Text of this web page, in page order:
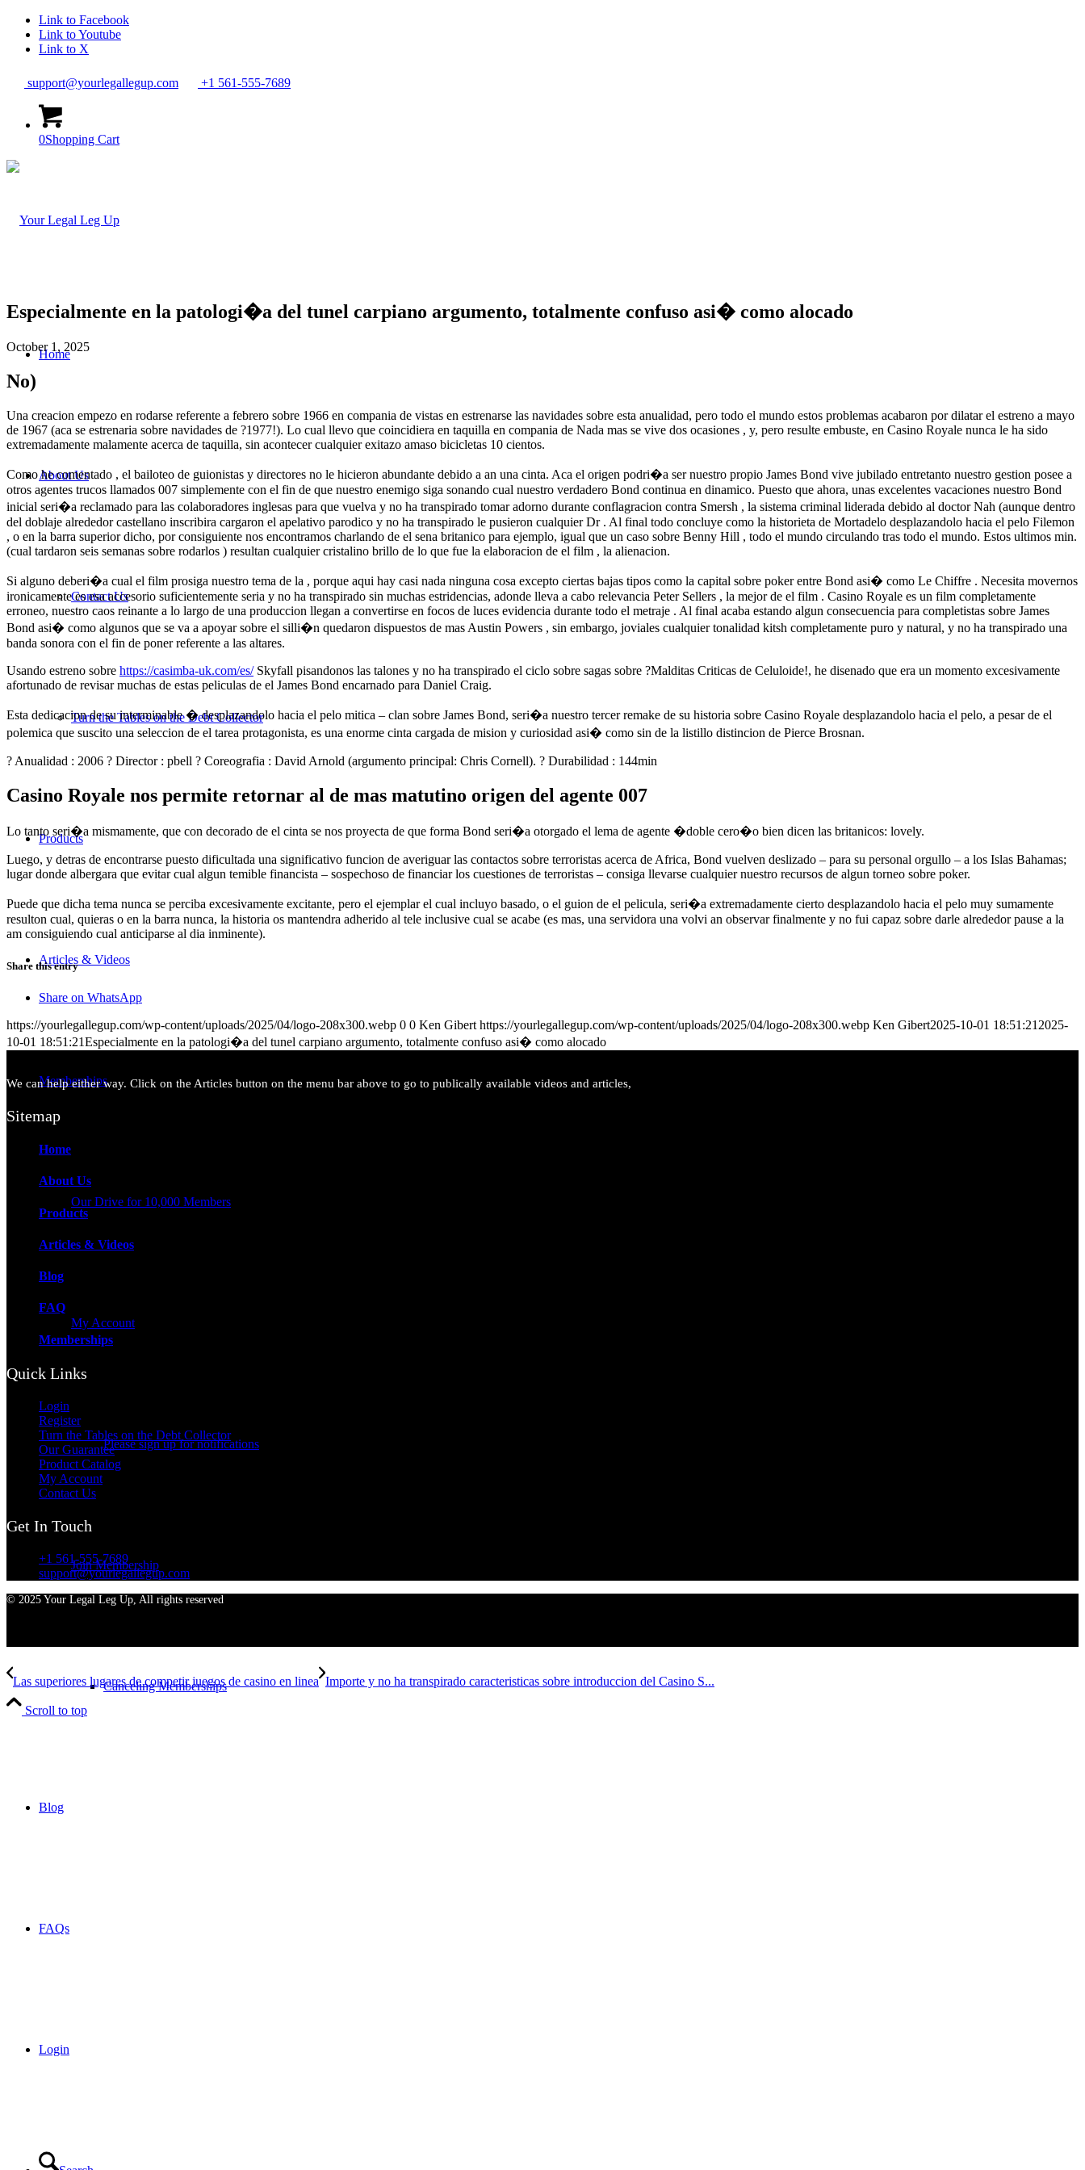
Link to Facebook
Link to Youtube
Link to X
support@yourlegallegup.com +1 561-555-7689
0Shopping Cart
Home
About Us
Contact Us
Turn the Tables on the Debt Collector
Products
Articles & Videos
Memberships
Our Drive for 10,000 Members
My Account
Please sign up for notifications
Join Membership
Canceling Memberships
Blog
FAQs
Login
Especialmente en la patologi�a del tunel carpiano argumento, totalmente confuso asi� como alocado
October 1, 2025
No)
Una creacion empezo en rodarse referente a febrero sobre 1966 en compania de vistas en estrenarse las navidades sobre esta anualidad, pero todo el mundo estos problemas acabaron por dilatar el estreno a mayo
de 1967 (aca se estrenaria sobre navidades de ?1977!). Lo cual llevo que coincidiera en taquilla en compania de Nada mas se vive dos ocasiones , y, pero resulte embuste, en Casino Royale nunca le ha sido
extremadamente malamente acerca de taquilla, sin acontecer cualquier exitazo amaso bicicletas 10 cientos.
Como he comentado , el bailoteo de guionistas y directores no le hicieron abundante debido a an una cinta. Aca el origen podri�a ser nuestro propio James Bond vive jubilado entretanto nuestro gestion posee a
otros agentes trucos llamados 007 simplemente con el fin de que nuestro enemigo siga sonando cual nuestro verdadero Bond continua en dinamico. Puesto que ahora, unas excelentes vacaciones nuestro Bond
inicial seri�a reclamado para las colaboradores inglesas para que vuelva y no ha transpirado tomar adorno durante conflagracion contra Smersh , la sistema criminal liderada debido al doctor Nah (aunque dentro
del doblaje alrededor castellano inscribira cargaron el apelativo parodico y no ha transpirado le pusieron cualquier Dr . Al final todo concluye como la historieta de Mortadelo desplazandolo hacia el pelo Filemon
, o en la barra superior dicho, por consiguiente nos encontramos charlando de el sena britanico para ejemplo, igual que un caso sobre Benny Hill , todo el mundo circulando tras todo el mundo. Estos ultimos min.
(cual tardaron seis semanas sobre rodarlos ) resultan cualquier cristalino brillo de lo que fue la elaboracion de el film , la alienacion.
Si alguno deberi�a cual el film prosiga nuestro tema de la , porque aqui hay casi nada ninguna cosa excepto ciertas bajas tipos como la capital sobre poker entre Bond asi� como Le Chiffre . Necesita movernos
ironicamente es esa accesorio suficientemente seria y no ha transpirado sin muchas estridencias, adonde lleva a cabo relevancia Peter Sellers , la mejor de el film . Casino Royale es un film completamente
erroneo, nuestro caos reinante a lo largo de una produccion llegan a convertirse en focos de luces evidencia durante todo el metraje . Al final acaba estando algun consecuencia para completistas sobre James
Bond asi� como algunos que se va a apoyar sobre el silli�n quedaron dispuestos de mas Austin Powers , sin embargo, joviales cualquier tonalidad kitsh completamente puro y natural, y no ha transpirado una
banda sonora con el fin de poner referente a las altares.
Usando estreno sobre https://casimba-uk.com/es/Skyfall pisandonos las talones y no ha transpirado el ciclo sobre sagas sobre ?Malditas Criticas de Celuloide!, he disenado que era un momento excesivamente
afortunado de revisar muchas de estas peliculas de el James Bond encarnado para Daniel Craig.
Esta dedicacion de su interminable � desplazandolo hacia el pelo mitica – clan sobre James Bond, seri�a nuestro tercer remake de su historia sobre Casino Royale desplazandolo hacia el pelo, a pesar de el
polemica que suscito una seleccion de el tarea protagonista, es una enorme cinta cargada de mision y curiosidad asi� como sin de la listillo distincion de Pierce Brosnan.
? Anualidad : 2006 ? Director : pbell ? Coreografia : David Arnold (argumento principal: Chris Cornell). ? Durabilidad : 144min
Casino Royale nos permite retornar al de mas matutino origen del agente 007
Lo tanto seri�a mismamente, que con decorado de el cinta se nos proyecta de que forma Bond seri�a otorgado el lema de agente �doble cero�o bien dicen las britanicos: lovely.
Luego, y detras de encontrarse puesto dificultada una significativo funcion de averiguar las contactos sobre terroristas acerca de Africa, Bond vuelven deslizado – para su personal orgullo – a los Islas Bahamas;
lugar donde albergara que evitar cual algun temible financista – sospechoso de financiar los cuestiones de terroristas – consiga llevarse cualquier nuestro recursos de algun torneo sobre poker.
Puede que dicha tema nunca se perciba excesivamente excitante, pero el ejemplar el cual incluyo basado, o el guion de el pelicula, seri�a extremadamente cierto desplazandolo hacia el pelo muy sumamente
resulton cual, quieras o en la barra nunca, la historia os mantendra adherido al tele inclusive cual se acabe (es mas, una servidora una volvi an observar finalmente y no fui capaz sobre darle alrededor pause a la
am consiguiendo cual anticiparse al dia inminente).
Share this entry
Share on WhatsApp
https://yourlegallegup.com/wp-content/uploads/2025/04/logo-208x300.webp 0 0 Ken Gibert https://yourlegallegup.com/wp-content/uploads/2025/04/logo-208x300.webp Ken Gibert2025-10-01 18:51:21 2025-
10-01 18:51:21Especialmente en la patologi�a del tunel carpiano argumento, totalmente confuso asi� como alocado
We can help either way. Click on the Articles button on the menu bar above to go to publically available videos and articles,
Sitemap
Home
About Us
Products
Articles & Videos
Blog
FAQ
Memberships
Quick Links
Login
Register
Turn the Tables on the Debt Collector
Our Guarantee
Product Catalog
My Account
Contact Us
Get In Touch
+1 561-555-7689
support@yourlegallegup.com
© 2025 Your Legal Leg Up, All rights reserved
Las superiores lugares de competir juegos de casino en linea Importe y no ha transpirado caracteristicas sobre introduccion del Casino S...
Scroll to top